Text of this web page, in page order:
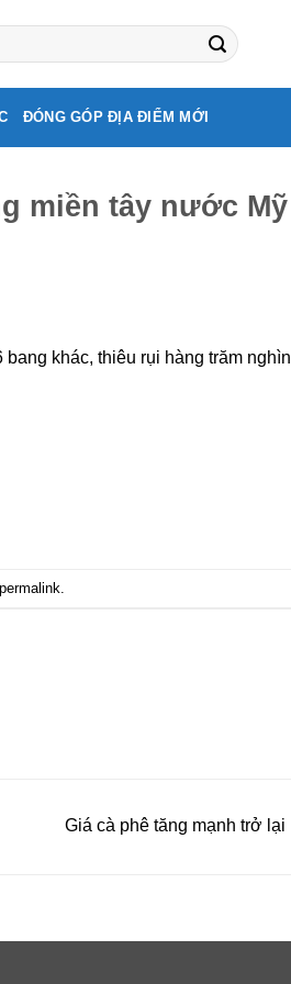
ĐÓNG GÓP ĐỊA ĐIỂM MỚI
miền tây nước Mỹ
khác, thiêu rụi hàng trăm nghìn
permalink
Giá cà phê tăng mạnh trở lại